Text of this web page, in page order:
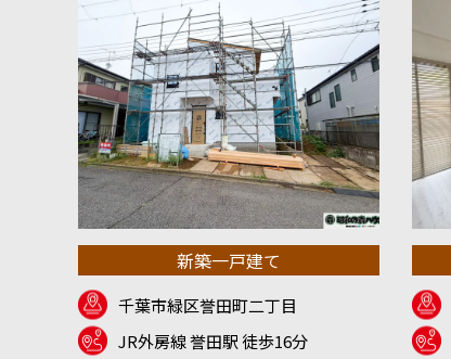
新築一戸建て
千葉市緑区誉田町二丁目
JR外房線 誉田駅 徒歩16分